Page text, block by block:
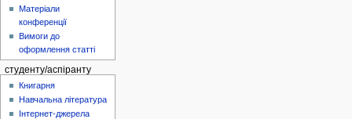
Матеріали
конференції
Вимоги до
оформлення статті
студенту/аспіранту
Книгарня
Навчальна література
Інтернет-джерела